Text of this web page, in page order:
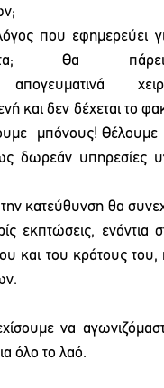
που εφημερεύει
Θα
απογευματινά
και δεν δέχεται το
μπόνους! Θέλουμε
δωρεάν  υπηρεσίες
κατεύθυνση θα
εκπτώσεις, ενάντια
και του κράτους του,
να
όλο το λαό.